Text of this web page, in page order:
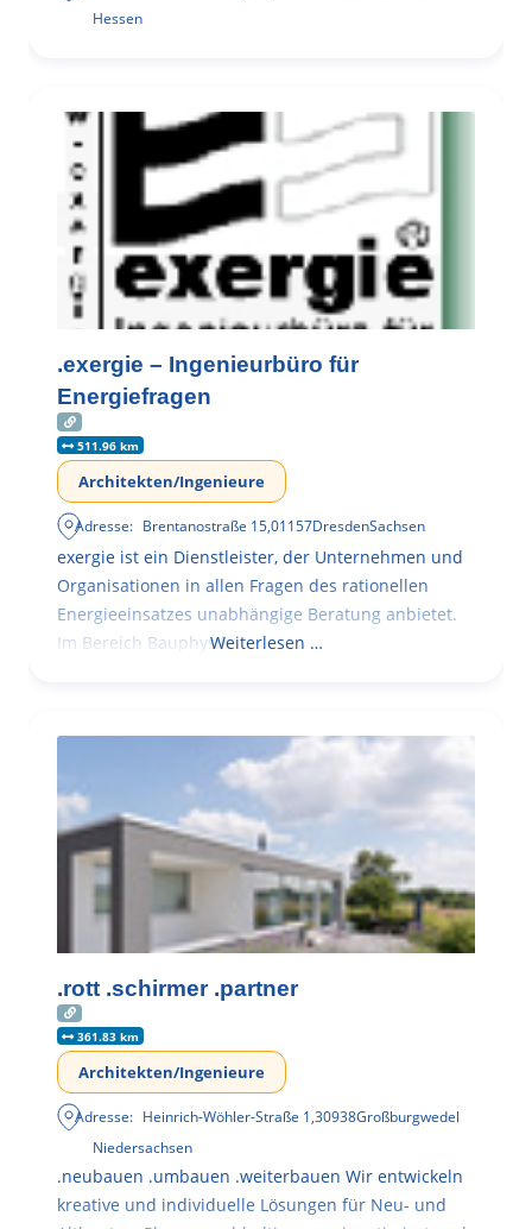
Hessen
.exergie – Ingenieurbüro für
Energiefragen
511.96 km
Architekten/Ingenieure
Adresse: Brentanostraße 15,01157DresdenSachsen
exergie ist ein Dienstleister, der Unternehmen und
Organisationen in allen Fragen des rationellen
Energieeinsatzes unabhängige Beratung anbietet.
Im Bereich BauphysikWeiterlesen …
.rott .schirmer .partner
361.83 km
Architekten/Ingenieure
Adresse: Heinrich-Wöhler-Straße 1,30938Großburgwedel
Niedersachsen
.neubauen .umbauen .weiterbauen Wir entwickeln
kreative und individuelle Lösungen für Neu- und